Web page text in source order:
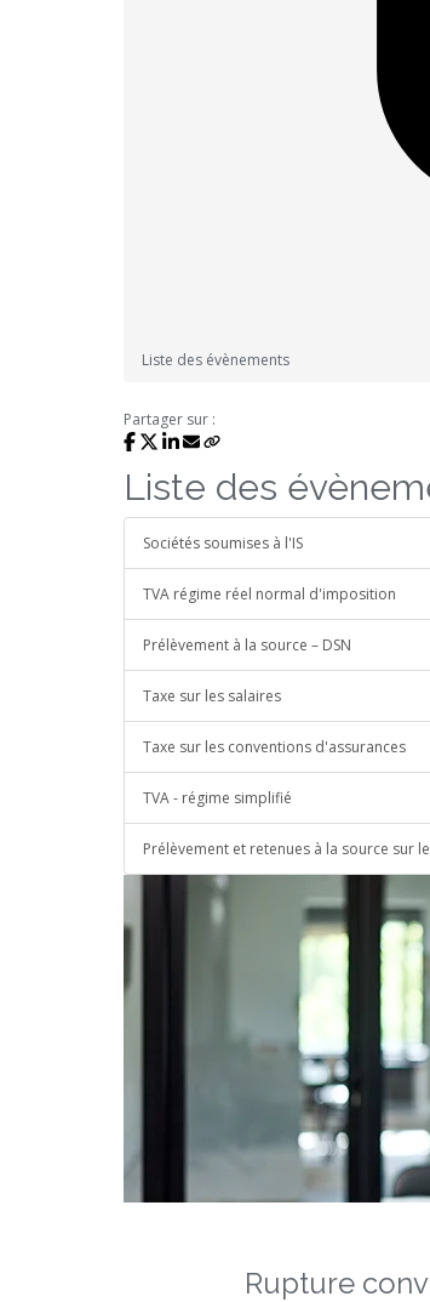
Liste des évènements
Partager sur :
Liste des
Sociétés soumises à l'IS
TVA régime réel normal d'imposition
Prélèvement à la source – DSN
Taxe sur les salaires
Taxe sur les conventions d'assurances
TVA - régime simplifié
Prélèvement et retenues à la source sur
Rupture